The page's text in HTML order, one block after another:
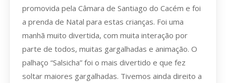
promovida pela Câmara de Santiago do Cacém e foi
a prenda de Natal para estas crianças. Foi uma
manhã muito divertida, com muita interação por
parte de todos, muitas gargalhadas e animação. O
palhaço “Salsicha” foi o mais divertido e que fez
soltar maiores gargalhadas. Tivemos ainda direito a